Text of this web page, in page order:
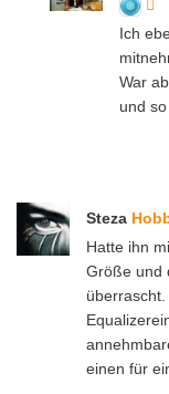
Ich
War
und
Steza
Hatte ihn
Größe und
einen für